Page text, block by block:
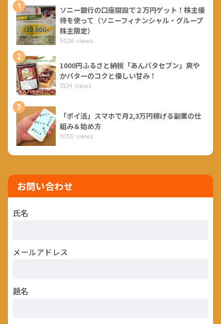
1
ソニー銀行の口座開設で２万円ゲット！株主優
待を使って（ソニーフィナンシャル・グループ
株主限定）
3026 views
2
1000円ふるさと納税「あんバタセブン」爽や
かバターのコクと優しい甘み！
1324 views
3
「ポイ活」スマホで月2,3万円稼げる副業の仕
組み＆始め方
1050 views
お問い合わせ
氏名
メールアドレス
題名